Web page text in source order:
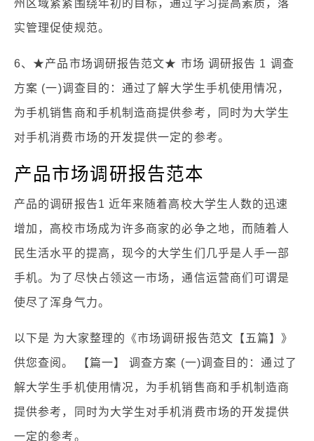
州区域紧紧围绕年初的目标，通过学习提高素质，落
实管理促使规范。
6、★产品市场调研报告范文★ 市场 调研报告 1 调查
方案 (一)调查目的：通过了解大学生手机使用情况，
为手机销售商和手机制造商提供参考，同时为大学生
对手机消费市场的开发提供一定的参考。
产品市场调研报告范本
产品的调研报告1 近年来随着高校大学生人数的迅速
增加，高校市场成为许多商家的必争之地，而随着人
民生活水平的提高，现今的大学生们几乎是人手一部
手机。为了尽快占领这一市场，通信运营商们可谓是
使尽了浑身气力。
以下是 为大家整理的《市场调研报告范文【五篇】》
供您查阅。 【篇一】 调查方案 (一)调查目的：通过了
解大学生手机使用情况，为手机销售商和手机制造商
提供参考，同时为大学生对手机消费市场的开发提供
一定的参考。